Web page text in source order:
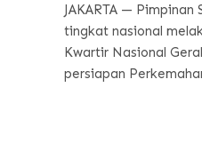
JAKARTA —
tingkat nasional
Kwartir Nasional
persiapan